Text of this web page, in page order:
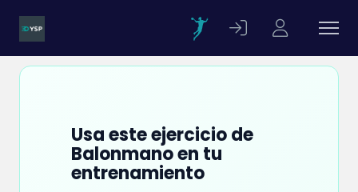
Usa este ejercicio de
Balonmano en tu
entrenamiento